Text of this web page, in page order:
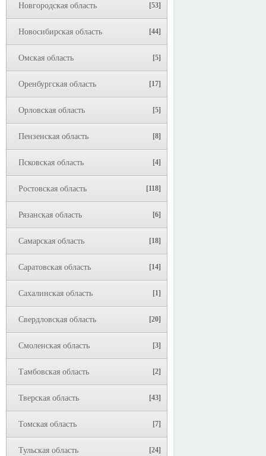
Новгородская область [53]
Новосибирская область [44]
Омская область [5]
Оренбургская область [17]
Орловская область [5]
Пензенская область [8]
Псковская область [4]
Ростовская область [118]
Рязанская область [6]
Самарская область [18]
Саратовская область [14]
Сахалинская область [1]
Свердловская область [20]
Смоленская область [3]
Тамбовская область [2]
Тверская область [43]
Томская область [7]
Тульская область [24]